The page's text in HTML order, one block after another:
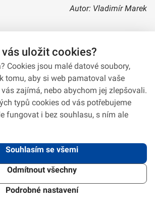
Autor: Vladimír Marek
Informace jsou poskytovány v souladu se zákonem
Design Systém 4.6.3
uložit cookies?
Cookies jsou malé datové soubory,
tomu, aby si web pamatoval vaše
zajímá, nebo abychom jej zlepšovali.
typů cookies od vás potřebujeme
fungovat i bez souhlasu, s ním ale
Souhlasím se všemi
Odmítnout všechny
Podrobné nastavení